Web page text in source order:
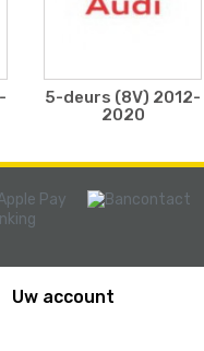
5-deurs (8V) 2012-
2020
Uw account